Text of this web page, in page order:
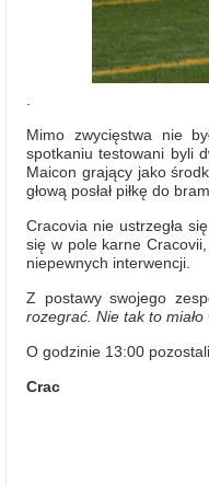
Mimo zwycięstwa nie
spotkaniu testowani byli
Maicon grający jako
głową posłał piłkę do
Cracovia nie ustrzegła
się w pole karne
niepewnych interwencji.
Z postawy swojego
rozegrać. Nie tak to miało
O godzinie 13:00
Crac